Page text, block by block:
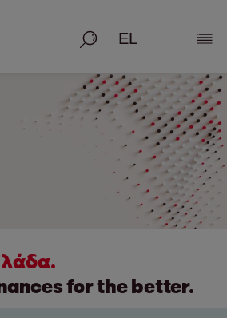
Αναζήτηση
for the better.